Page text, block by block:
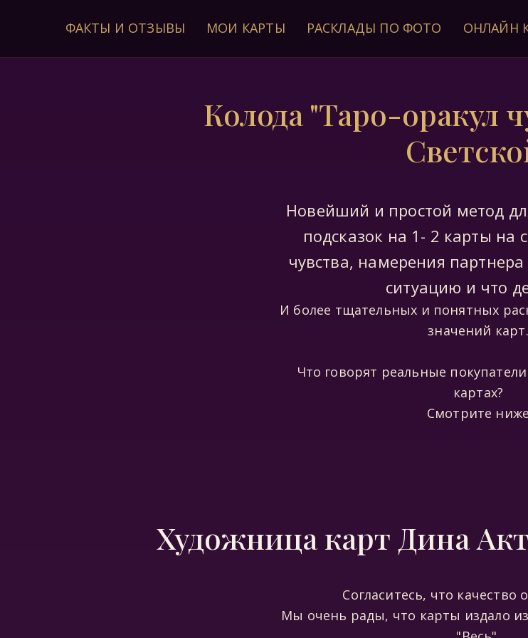
ФАКТЫ И ОТЗЫВЫ МОИ КАРТЫ РАСКЛАДЫ ПО ФОТО ОНЛАЙН
Колода "Таро-оракул
Новейший и простой метод
подсказок на 1- 2 карты на
чувства, намерения
ситуацию и что
И более тщательных и понятных
значений карт.
Что говорят реальные
картах?
Смотрите ниже
Художница карт Дина
Согласитесь, что качество
Мы очень рады, что карты издало